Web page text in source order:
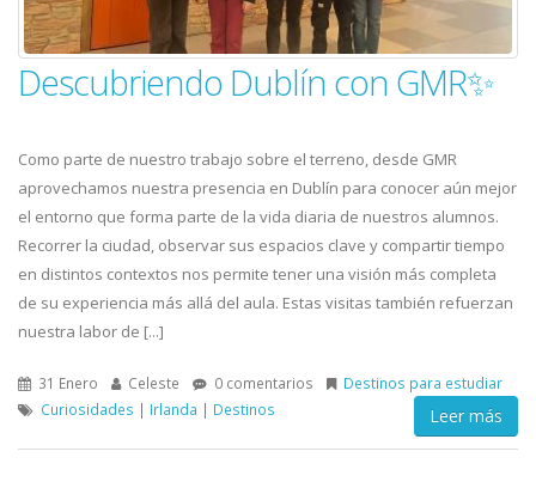
Descubriendo Dublín con GMR✨
Como parte de nuestro trabajo sobre el terreno, desde GMR
aprovechamos nuestra presencia en Dublín para conocer aún mejor
el entorno que forma parte de la vida diaria de nuestros alumnos.
Recorrer la ciudad, observar sus espacios clave y compartir tiempo
en distintos contextos nos permite tener una visión más completa
de su experiencia más allá del aula. Estas visitas también refuerzan
nuestra labor de [...]
31 Enero Celeste 0 comentarios
Destinos para estudiar
Curiosidades | Irlanda | Destinos Leer más